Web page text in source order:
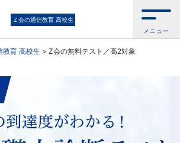
Ｚ会の通信教育 高校生
メニュー
教育 高校生 > Z会の無料テスト／高2対象